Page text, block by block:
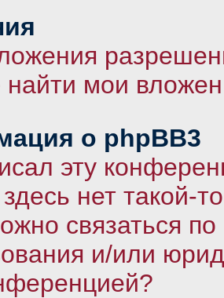
найти мои
о phpBB3
эту
нет такой-
связаться по
и/или